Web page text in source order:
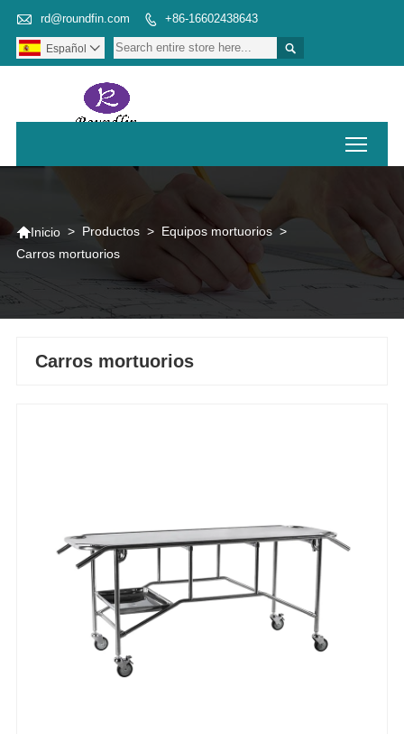
 rd@roundfin.com  +86-16602438643

Español 
Inicio > Productos > Equipos mortuorios >
Carros mortuorios
Carros mortuorios